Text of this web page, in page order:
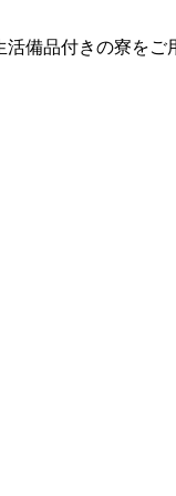
備品付きの寮をご